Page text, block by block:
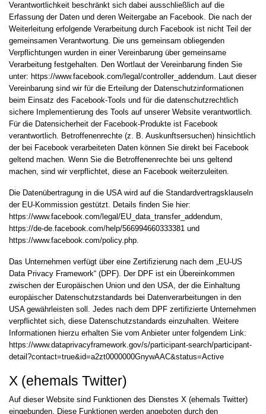
Verantwortlichkeit beschränkt sich dabei ausschließlich auf die
Erfassung der Daten und deren Weitergabe an Facebook. Die nach der
Weiterleitung erfolgende Verarbeitung durch Facebook ist nicht Teil der
gemeinsamen Verantwortung. Die uns gemeinsam obliegenden
Verpflichtungen wurden in einer Vereinbarung über gemeinsame
Verarbeitung festgehalten. Den Wortlaut der Vereinbarung finden Sie
unter: https://www.facebook.com/legal/controller_addendum. Laut dieser
Vereinbarung sind wir für die Erteilung der Datenschutzinformationen
beim Einsatz des Facebook-Tools und für die datenschutzrechtlich
sichere Implementierung des Tools auf unserer Website verantwortlich.
Für die Datensicherheit der Facebook-Produkte ist Facebook
verantwortlich. Betroffenenrechte (z. B. Auskunftsersuchen) hinsichtlich
der bei Facebook verarbeiteten Daten können Sie direkt bei Facebook
geltend machen. Wenn Sie die Betroffenenrechte bei uns geltend
machen, sind wir verpflichtet, diese an Facebook weiterzuleiten.
Die Datenübertragung in die USA wird auf die Standardvertragsklauseln
der EU-Kommission gestützt. Details finden Sie hier:
https://www.facebook.com/legal/EU_data_transfer_addendum,
https://de-de.facebook.com/help/566994660333381 und
https://www.facebook.com/policy.php.
Das Unternehmen verfügt über eine Zertifizierung nach dem „EU-US
Data Privacy Framework“ (DPF). Der DPF ist ein Übereinkommen
zwischen der Europäischen Union und den USA, der die Einhaltung
europäischer Datenschutzstandards bei Datenverarbeitungen in den
USA gewährleisten soll. Jedes nach dem DPF zertifizierte Unternehmen
verpflichtet sich, diese Datenschutzstandards einzuhalten. Weitere
Informationen hierzu erhalten Sie vom Anbieter unter folgendem Link:
https://www.dataprivacyframework.gov/s/participant-search/participant-
detail?contact=true&id=a2zt0000000GnywAAC&status=Active
X (ehemals Twitter)
Auf dieser Website sind Funktionen des Dienstes X (ehemals Twitter)
eingebunden. Diese Funktionen werden angeboten durch den